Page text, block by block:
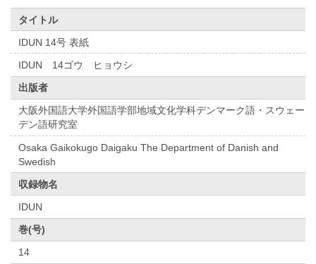
タイトル
IDUN 14号 表紙
IDUN 14ゴウ ヒョウシ
出版者
大阪外国語大学外国語学部地域文化学科デンマーク語・スウェー
デン語研究室
Osaka Gaikokugo Daigaku The Department of Danish and
Swedish
収録物名
IDUN
巻(号)
14